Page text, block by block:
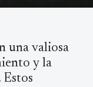
una valiosa
y la